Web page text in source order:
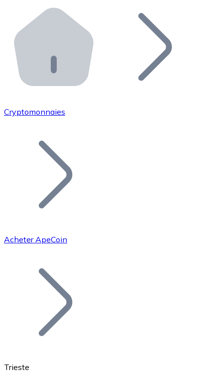
Distributeurs automatiques Bitnovo
Intégrez un ATM Bitnovo dans votre entreprise et
API Bitnovo
Intégrez notre API dans votre écosystème.
Rejoignez notre réseau de distributeurs et
Ajoutez le token de votre projet à notre service
Bitcoin
Cryptomonnaies
Acheter ApeCoin
Trieste